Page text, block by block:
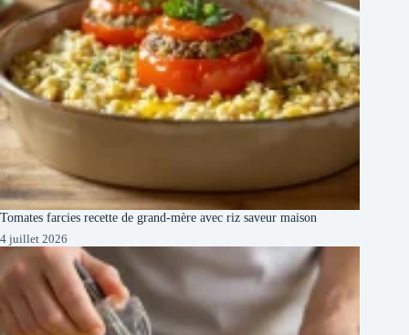
Tomates farcies recette de grand-mère avec riz saveur maison
4 juillet 2026